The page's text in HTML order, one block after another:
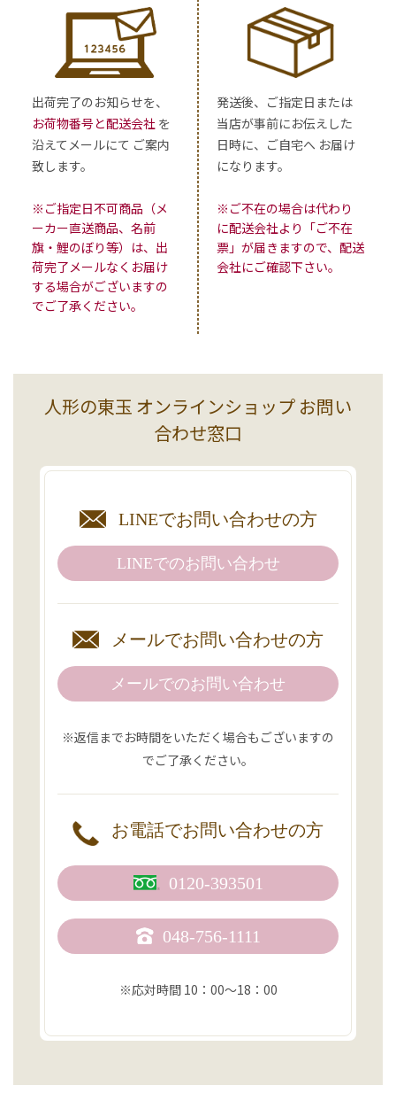
出荷完了のお知らせを、
お荷物番号と配送会社 を
沿えてメールにて ご案内
致します。
※ご指定日不可商品（メ
ーカー直送商品、名前
旗・鯉のぼり等）は、出
荷完了メールなくお届け
する場合がございますの
でご了承ください。
発送後、ご指定日または
当店が事前にお伝えした
日時に、ご自宅へ お届け
になります。
※ご不在の場合は代わり
に配送会社より「ご不在
票」が届きますので、配送
会社にご確認下さい。
人形の東玉 オンラインショップ お問い
合わせ窓口
LINEでお問い合わせの方
LINEでのお問い合わせ
メールでお問い合わせの方
メールでのお問い合わせ
※返信までお時間をいただく場合もございますの
でご了承ください。
お電話でお問い合わせの方
0120-393501
048-756-1111
※応対時間 10：00〜18：00